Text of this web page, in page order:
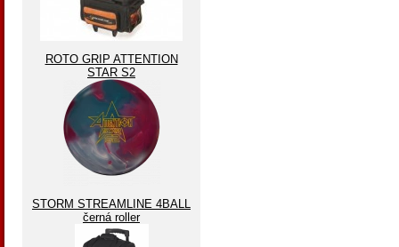
ROTO GRIP ATTENTION
STAR S2
STORM STREAMLINE 4BALL
černá roller